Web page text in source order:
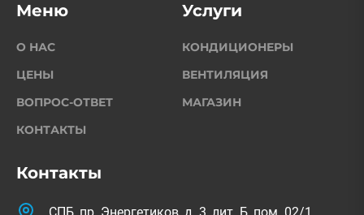
Контакты
СПБ, пр. Энергетиков, д. 3, лит. Б, пом. 02/1
Меню
О НАС
ЦЕНЫ
ВОПРОС-ОТВЕТ
КОНТАКТЫ
Услуги
КОНДИЦИОНЕРЫ
ВЕНТИЛЯЦИЯ
МАГАЗИН